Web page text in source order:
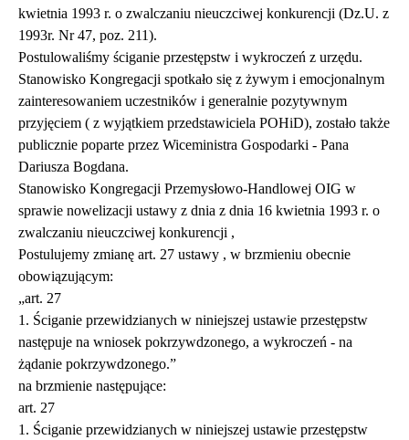
kwietnia 1993 r. o zwalczaniu nieuczciwej konkurencji (Dz.U. z
1993r. Nr 47, poz. 211).
Postulowaliśmy ściganie przestępstw i wykroczeń z urzędu.
Stanowisko Kongregacji spotkało się z żywym i emocjonalnym
zainteresowaniem uczestników i generalnie pozytywnym
przyjęciem ( z wyjątkiem przedstawiciela POHiD), zostało także
publicznie poparte przez Wiceministra Gospodarki - Pana
Dariusza Bogdana.
Stanowisko Kongregacji Przemysłowo-Handlowej OIG w
sprawie nowelizacji ustawy z dnia z dnia 16 kwietnia 1993 r. o
zwalczaniu nieuczciwej konkurencji ,
Postulujemy zmianę art. 27 ustawy , w brzmieniu obecnie
obowiązującym:
„art. 27
1. Ściganie przewidzianych w niniejszej ustawie przestępstw
następuje na wniosek pokrzywdzonego, a wykroczeń - na
żądanie pokrzywdzonego.”
na brzmienie następujące:
art. 27
1. Ściganie przewidzianych w niniejszej ustawie przestępstw